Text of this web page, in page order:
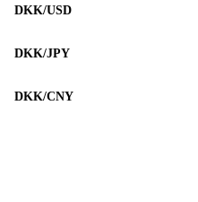
DKK/USD
DKK/JPY
DKK/CNY